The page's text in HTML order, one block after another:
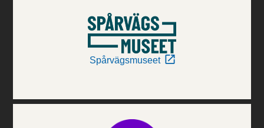
Spårvägsmuseet